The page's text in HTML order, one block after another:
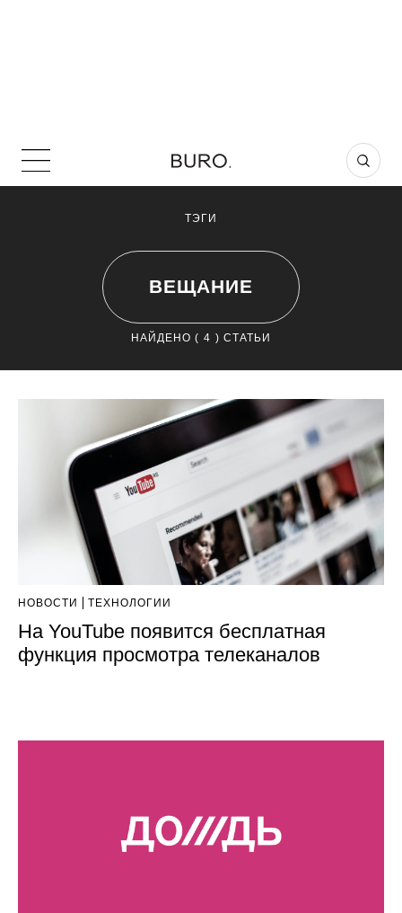
ТЭГИ
ВЕЩАНИЕ
НАЙДЕНО ( 4 ) СТАТЬИ
НОВОСТИ ТЕХНОЛОГИИ
На YouTube появится бесплатная
функция просмотра телеканалов